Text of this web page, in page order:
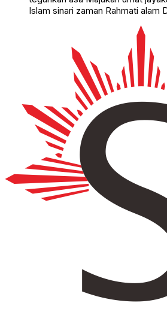
Islam sinari zaman Rahmati alam